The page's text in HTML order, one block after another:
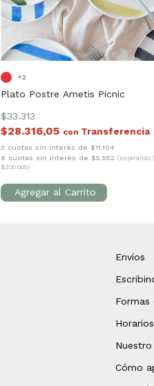
Plato Postre Ametis Picnic
$33.313
$28.316,05 con
3 cuotas sin interés de $11.104
6 cuotas sin interés de $5.552 (superando
$300.000)
+2
Envíos
Formas
Cómo